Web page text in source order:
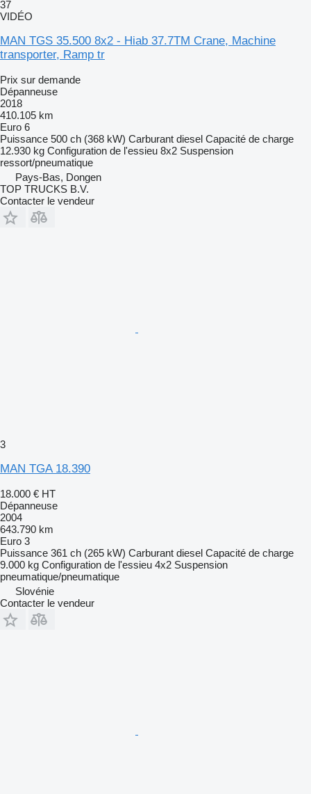
37
VIDÉO
MAN TGS 35.500 8x2 - Hiab 37.7TM Crane, Machine
transporter, Ramp tr
Prix sur demande
Dépanneuse
2018
410.105 km
Euro 6
Puissance 500 ch (368 kW) Carburant diesel Capacité de charge
12.930 kg Configuration de l'essieu 8x2 Suspension
ressort/pneumatique
Pays-Bas, Dongen
TOP TRUCKS B.V.
Contacter le vendeur
3
MAN TGA 18.390
18.000 € HT
Dépanneuse
2004
643.790 km
Euro 3
Puissance 361 ch (265 kW) Carburant diesel Capacité de charge
9.000 kg Configuration de l'essieu 4x2 Suspension
pneumatique/pneumatique
Slovénie
Contacter le vendeur